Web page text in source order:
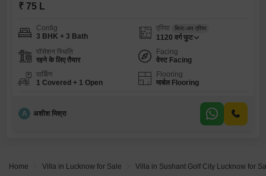
₹ 75 L
Config
3 BHK + 3 Bath
एरिया बिल्ट-अप एरिया
1120 वर्ग फुट
पॉसेशन स्थिति
रहने के लिए तैयार
Facing
वेस्ट Facing
पार्किंग
1 Covered + 1 Open
Flooring
मार्बल Flooring
A अशीश मिश्रा
Home Villa in Lucknow for Sale Villa in Sushant Golf City Lucknow for